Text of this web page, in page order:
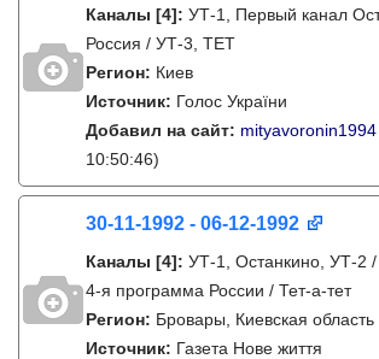
Каналы [4]: УТ-1, Первый канал
Россия / УТ-3, ТЕТ
Регион: Киев
Источник: Голос України
Добавил на сайт: mityavoronin1994
10:50:46)
30-11-1992 - 06-12-1992
Каналы [4]: УТ-1, Останкино, УТ-2 /
4-я программа России / Тет-а-тет
Регион: Бровары, Киевская область
Источник: Газета Нове життя